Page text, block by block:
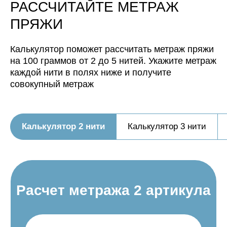
РАССЧИТАЙТЕ МЕТРАЖ
ПРЯЖИ
Калькулятор поможет рассчитать метраж пряжи
на 100 граммов от 2 до 5 нитей. Укажите метраж
каждой нити в полях ниже и получите
совокупный метраж
Калькулятор 2 нити Калькулятор 3 нити
Нить, собранная из 3 нитей
будет иметь метраж:
будет иметь метраж:
Нить, собранная из 5 нитей